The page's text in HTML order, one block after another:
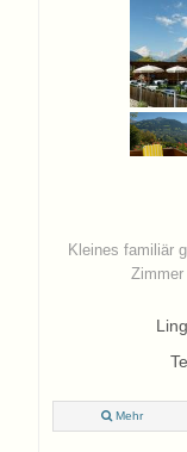
Kleines familiär
Mehr